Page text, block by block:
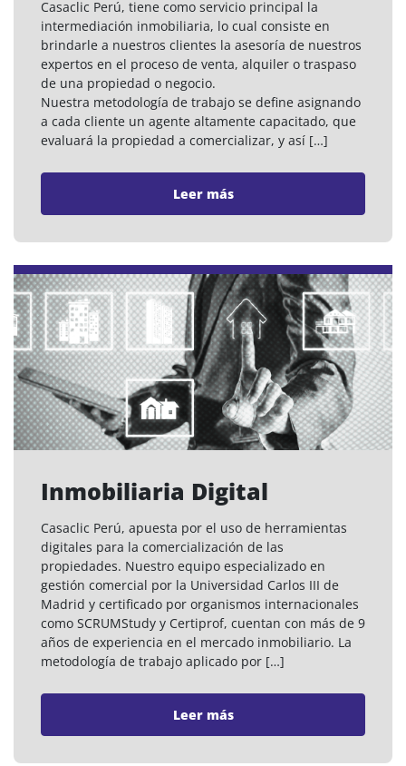
Casaclic Perú, tiene como servicio principal la
intermediación inmobiliaria, lo cual consiste en
brindarle a nuestros clientes la asesoría de nuestros
expertos en el proceso de venta, alquiler o traspaso
de una propiedad o negocio.
Nuestra metodología de trabajo se define asignando
a cada cliente un agente altamente capacitado, que
evaluará la propiedad a comercializar, y así […]
Leer más
Inmobiliaria Digital
Casaclic Perú, apuesta por el uso de herramientas
digitales para la comercialización de las
propiedades. Nuestro equipo especializado en
gestión comercial por la Universidad Carlos III de
Madrid y certificado por organismos internacionales
como SCRUMStudy y Certiprof, cuentan con más de 9
años de experiencia en el mercado inmobiliario. La
metodología de trabajo aplicado por […]
Leer más